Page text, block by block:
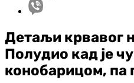
Детаљи крвавог
Полудио кад је
конобарицом, па